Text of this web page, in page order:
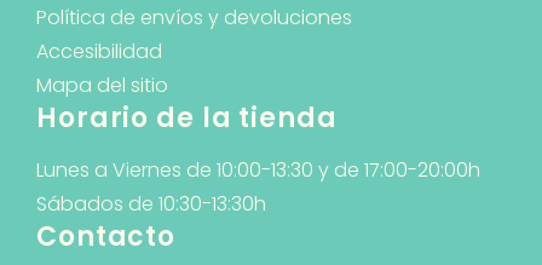
Política de envíos y devoluciones
Accesibilidad
Mapa del sitio
Horario de la tienda
Lunes a Viernes de 10:00-13:30 y de 17:00-20:00h
Sábados de 10:30-13:30h
Contacto